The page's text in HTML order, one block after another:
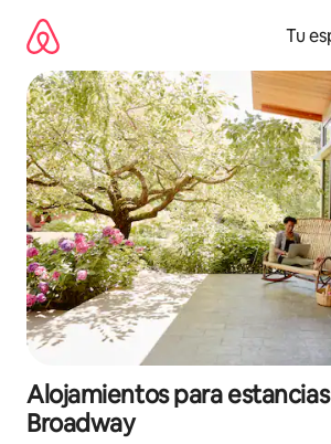
contenido
Tu
Alojamientos para
Broadway